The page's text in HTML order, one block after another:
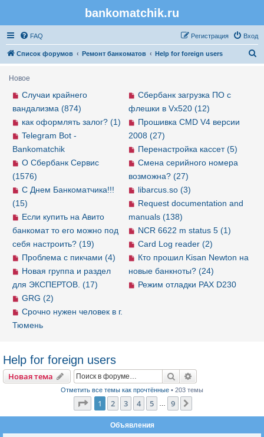
bankomatchik.ru
FAQ Вход
Регистрация
Список форумов Ремонт банкоматов Help for foreign users
Новое
Сбербанк загрузка ПО с
флешки в Vx520 (12)
Прошивка CMD V4 версии
2008 (27)
Перенастройка кассет (5)
Смена серийного номера
возможна? (27)
libarcus.so (3)
Request documentation and
manuals (138)
NCR 6622 m status 5 (1)
Card Log reader (2)
Кто прошил Kisan Newton на
новые банкноты? (24)
Режим отладки PAX D230
Случаи крайнего
вандализма (874)
как оформлять залог? (1)
Telegram Bot -
Bankomatchik
О Сбербанк Сервис
(1576)
С Днем Банкоматчика!!!
(15)
Если купить на Авито
банкомат то его можно под
себя настроить? (19)
Проблема с пикчами (4)
Новая группа и раздел
для ЭКСПЕРТОВ. (17)
GRG (2)
Срочно нужен человек в г.
Тюмень
Help for foreign users
Новая тема
Новаятема Поиск
Отметить все темы как прочтённые • 203 темы
Страница из
1 2 3 4 5 9
Объявления